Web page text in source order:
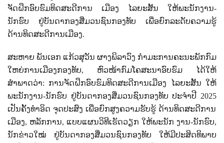
ຈັດຝຶກອົບຮົມທິດສະດີການ ເມືອງ ໄລຍະສັ້ນ ໃຫ້ພະນັກງານ-
ນັກຮົບ ຢູ່ບັນດາກອງສື່ມວນຊົນກອງທັບ ​ເພື່ອ​ຍົກ​ລະດັບ​ຄວາມ​ຮູ້​
ດ້ານ​ທິດ​ສະ​ດີກາ​ນ​ເມືອງ.
ສະຫາຍ ພັນເອກ ແກ້ວສຸວັນ ຜາງພິລາວົງ ກຳມະການຄະນະພັກກົມ
ໃຫຍ່ການເມືອງກອງທັບ, ຫົວໜ້າກົມໂຄສະນາອົບຮົມ ໄດ້ໃຫ້
ສຳພາດວ່າ: ການຈັດ​ຝຶກອົບຮົມທິດສະດີການເມືອງ ໄລຍະສັ້ນ ໃຫ້
ພະນັກງານ-ນັກຮົບ ຢູ່ບັນດາກອງສື່ມວນຊົນກອງທັບ ປະຈໍາປີ 2025
ເປັນຄັ້ງທຳອິດ ຈຸດປະສົງ ເພື່ອຍົກສູງຄວາມຮັບຮູ້ ດ້ານທິດສະດີການ
ເມືອງ, ຫລັກການ, ແບບແຜນວິທີເຮັດວຽກ ໃຫ້ພະນັກ ງານ-ນັກຮົບ,
ນັກຂ່າວໃໝ່ ຢູ່ບັນດາກອງສື່ມວນຊົນກອງທັບ ໃຫ້ມີປະສິດທິພາບ